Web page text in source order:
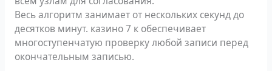
Весь алгоритм занимает от нескольких секунд до
десятков минут. казино 7 к обеспечивает
многоступенчатую проверку любой записи перед
окончательным записью.